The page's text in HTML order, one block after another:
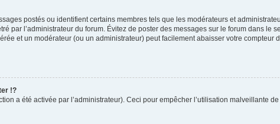
postés ou identifient certains membres tels que les modérateurs et
par l’administrateur du forum. Évitez de poster des messages sur le forum dans le
et un modérateur (ou un administrateur) peut facilement abaisser votre compteur
!?
a été activée par l’administrateur). Ceci pour empêcher l’utilisation malveillante